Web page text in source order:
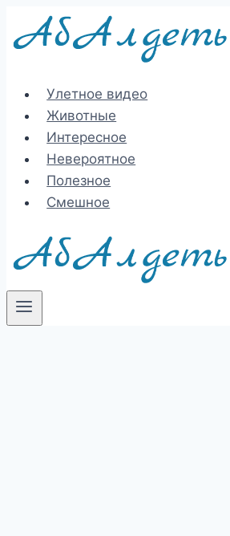
Перейти
Улетное видео
Животные
Интересное
Невероятное
Полезное
Смешное